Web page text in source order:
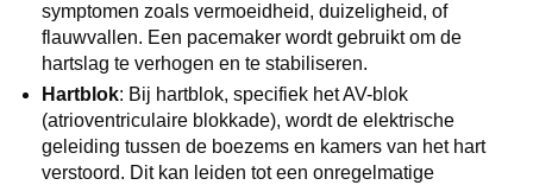
symptomen zoals vermoeidheid, duizeligheid, of
flauwvallen. Een pacemaker wordt gebruikt om de
hartslag te verhogen en te stabiliseren.
Hartblok: Bij hartblok, specifiek het AV-blok
(atrioventriculaire blokkade), wordt de elektrische
geleiding tussen de boezems en kamers van het hart
verstoord. Dit kan leiden tot een onregelmatige